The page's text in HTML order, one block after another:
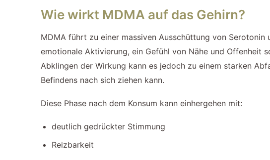
Wie wirkt MDMA auf das Gehirn?
MDMA führt zu einer massiven Ausschüttung von
emotionale Aktivierung, ein Gefühl von Nähe und Offenheit
Abklingen der Wirkung kann es jedoch zu einem starken
Befindens nach sich ziehen kann.
Diese Phase nach dem Konsum kann einhergehen mit:
deutlich gedrückter Stimmung
Reizbarkeit